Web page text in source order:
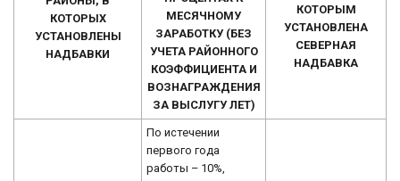
КОТОРЫХ
УСТАНОВЛЕНЫ
НАДБАВКИ
МЕСЯЧНОМУ
ЗАРАБОТКУ (БЕЗ
УЧЕТА РАЙОННОГО
КОЭФФИЦИЕНТА И
ВОЗНАГРАЖДЕНИЯ
ЗА ВЫСЛУГУ ЛЕТ)
КОТОРЫМ
УСТАНОВЛЕНА
СЕВЕРНАЯ
НАДБАВКА
По истечении
первого года
работы – 10%,